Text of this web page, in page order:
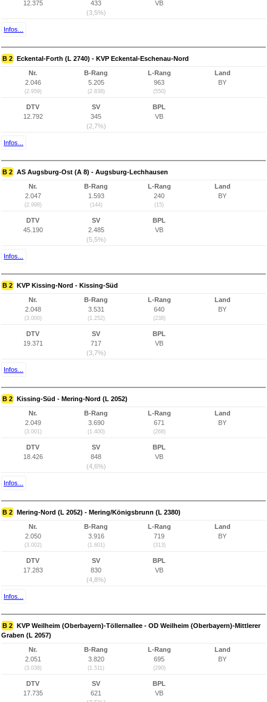
12.375
433
(3,5%)
VB
Infos...
B 2 Eckental-Forth (L 2740) - KVP Eckental-Eschenau-Nord
Nr.
2.046
(2.959)
B-Rang
5.205
(2.838)
L-Rang
963
(550)
Land
BY
DTV
12.792
SV
345
(2,7%)
BPL
VB
Infos...
B 2 AS Augsburg-Ost (A 8) - Augsburg-Lechhausen
Nr.
2.047
(2.998)
B-Rang
1.593
(144)
L-Rang
240
(15)
Land
BY
DTV
45.190
SV
2.485
(5,5%)
BPL
VB
Infos...
B 2 KVP Kissing-Nord - Kissing-Süd
Nr.
2.048
(3.000)
B-Rang
3.531
(1.252)
L-Rang
640
(238)
Land
BY
DTV
19.371
SV
717
(3,7%)
BPL
VB
Infos...
B 2 Kissing-Süd - Mering-Nord (L 2052)
Nr.
2.049
(3.001)
B-Rang
3.690
(1.400)
L-Rang
671
(268)
Land
BY
DTV
18.426
SV
848
(4,6%)
BPL
VB
Infos...
B 2 Mering-Nord (L 2052) - Mering/Königsbrunn (L 2380)
Nr.
2.050
(3.002)
B-Rang
3.916
(1.601)
L-Rang
719
(313)
Land
BY
DTV
17.283
SV
830
(4,8%)
BPL
VB
Infos...
B 2 KVP Weilheim (Oberbayern)-Töllernallee - OD Weilheim (Oberbayern)-Mittlerer
Graben (L 2057)
Nr.
2.051
(3.038)
B-Rang
3.820
(1.511)
L-Rang
695
(290)
Land
BY
DTV
17.735
SV
621
BPL
VB